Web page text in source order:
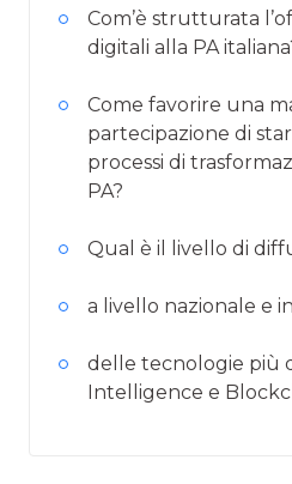
Com’è strutturata
digitali alla PA
Come favorire una
partecipazione di
processi di
PA?
Qual è il livello di
a livello nazionale e
delle tecnologie più
Intelligence e